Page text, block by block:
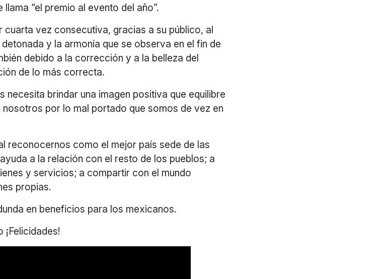
“el premio al evento del año”.
vez consecutiva, gracias a su público, al
y la armonía que se observa en el fin de
debido a la corrección y a la belleza del
de lo más correcta.
necesita brindar una imagen positiva que equilibre
por lo mal portado que somos de vez en
reconocernos como el mejor país sede de las
a la relación con el resto de los pueblos; a
y servicios; a compartir con el mundo
propias.
en beneficios para los mexicanos.